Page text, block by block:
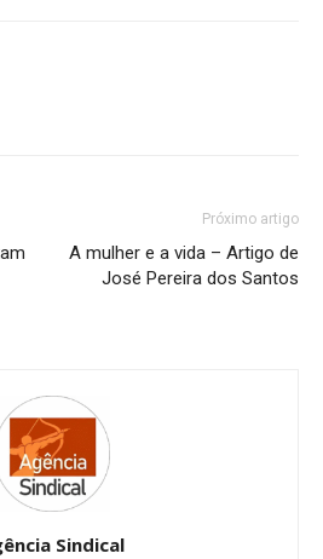
Próximo artigo
A mulher e a vida – Artigo de
José Pereira dos Santos
Sindical